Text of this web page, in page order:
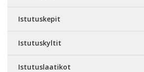
Istutuskepit
Istutuskyltit
Istutuslaatikot